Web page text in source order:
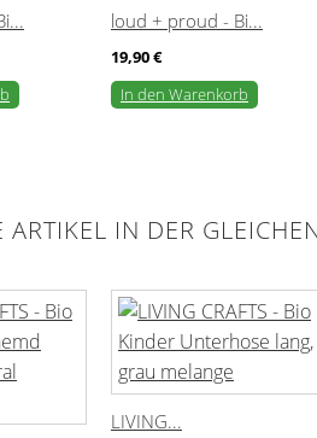
loud + proud - Bi...
19,90 €
In den Warenkorb
ARTIKEL IN DER
LIVING...